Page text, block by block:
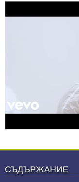
СЪДЪРЖАНИЕ